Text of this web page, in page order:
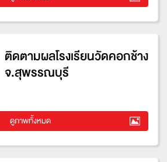
ติดตามผลโรงเรียนวัดคอกช้าง
จ.สุพรรณบุรี
ดูภาพทั้งหมด